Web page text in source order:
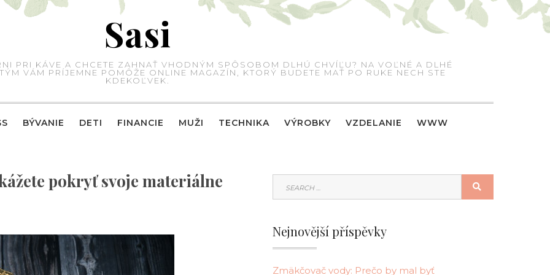
Sasi
PRI KÁVE A CHCETE ZAHNAŤ VHODNÝM SPÔSOBOM DLHÚ CHVÍĽU? NA VOĽNÉ A DLHÉ
VÁM PRÍJEMNE POMÔŽE ONLINE MAGAZÍN, KTORÝ BUDETE MAŤ PO RUKE NECH STE
KDEKOĽVEK.
BÝVANIE DETI FINANCIE MUŽI TECHNIKA VÝROBKY VZDELANIE WWW
pokryť svoje materiálne
Nejnovější příspěvky
Zmäkčovač vody: Prečo by mal byť